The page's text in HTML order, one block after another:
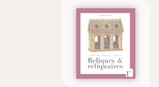
Reliques et reliquaires